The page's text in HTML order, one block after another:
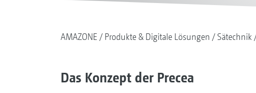
AMAZONE Produkte & Digitale Lösungen Sätechnik
Das Konzept der Precea